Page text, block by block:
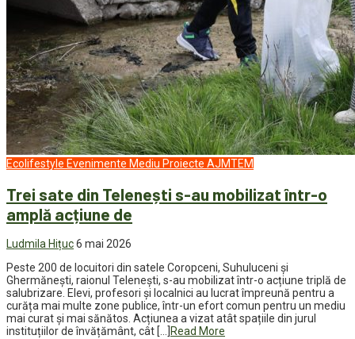
Ecolifestyle Evenimente Mediu Proiecte AJMTEM
Trei sate din Telenești s-au mobilizat într-o
amplă acțiune de
Ludmila Hițuc6 mai 2026
Peste 200 de locuitori din satele Coropceni, Suhuluceni și
Ghermănești, raionul Telenești, s-au mobilizat într-o acțiune triplă de
salubrizare. Elevi, profesori și localnici au lucrat împreună pentru a
curăța mai multe zone publice, într-un efort comun pentru un mediu
mai curat și mai sănătos. Acțiunea a vizat atât spațiile din jurul
instituțiilor de învățământ, cât […] Read More